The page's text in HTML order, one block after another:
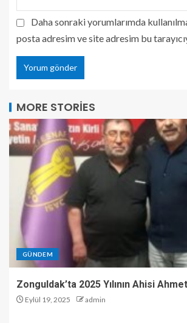
Daha sonraki yorumlarımda
posta adresim ve site adresim bu
MORE STORIES
GÜNDEM
Zonguldak’ta 2025 Yılının Ahisi
Eylül 19, 2025 admin